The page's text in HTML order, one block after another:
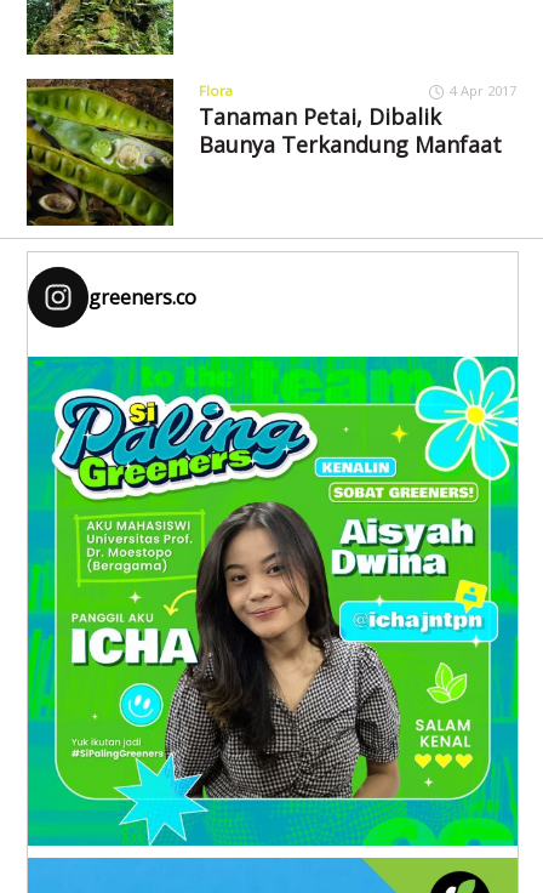
Flora 4 Apr 2017
Tanaman Petai, Dibalik
Baunya Terkandung Manfaat
greeners.co